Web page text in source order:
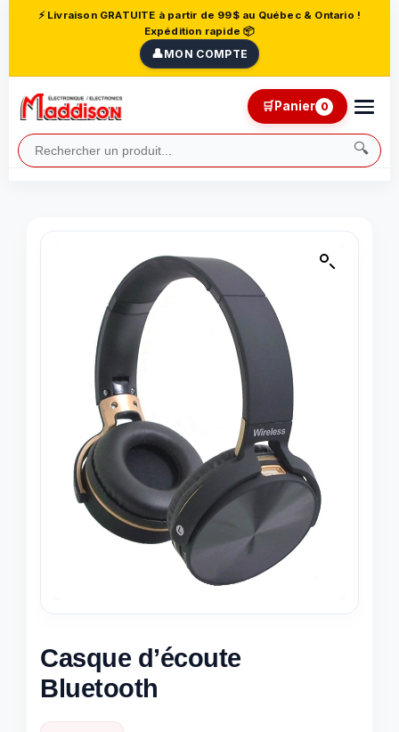
⚡ Livraison GRATUITE à partir de 99$ au Québec & Ontario !
Expédition rapide 📦
👤MON COMPTE
🔍
🛒Panier 0
Casque d’écoute
Bluetooth